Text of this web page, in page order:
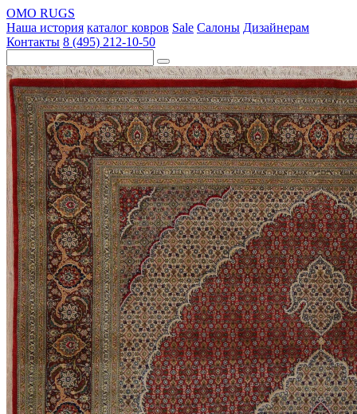
OMO RUGS
Наша история каталог ковров Sale Салоны Дизайнерам
Контакты 8 (495) 212-10-50